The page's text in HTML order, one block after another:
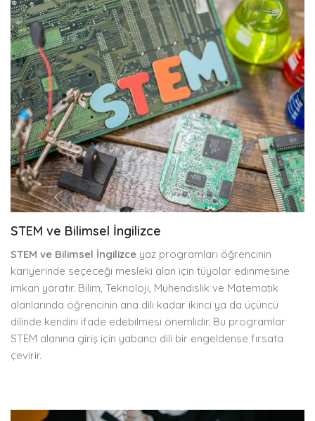
STEM ve Bilimsel İngilizce
STEM ve Bilimsel İngilizce yaz programları öğrencinin
kariyerinde seçeceği mesleki alan için tüyolar edinmesine
imkan yaratır. Bilim, Teknoloji, Mühendislik ve Matematik
alanlarında öğrencinin ana dili kadar ikinci ya da üçüncü
dilinde kendini ifade edebilmesi önemlidir. Bu programlar
STEM alanına giriş için yabancı dili bir engeldense fırsata
çevirir.